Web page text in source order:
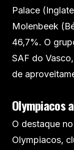
Palace
Molenbeek
46,7%. O
SAF do
de
Olympiacos
O destaque
Olympiacos,